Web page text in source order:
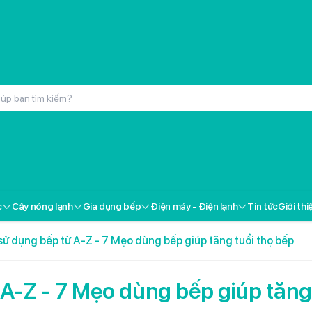
Cây nóng lạnh Gia dụng bếp Điện máy - Điện lạnh Tin tứcGiới
dụng bếp từ A-Z - 7 Mẹo dùng bếp giúp tăng tuổi thọ bếp
Z - 7 Mẹo dùng bếp giúp tăng